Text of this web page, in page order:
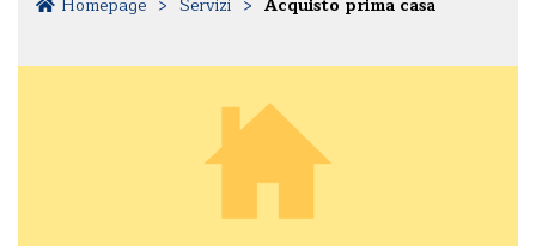
Homepage > Servizi > Acquisto prima casa